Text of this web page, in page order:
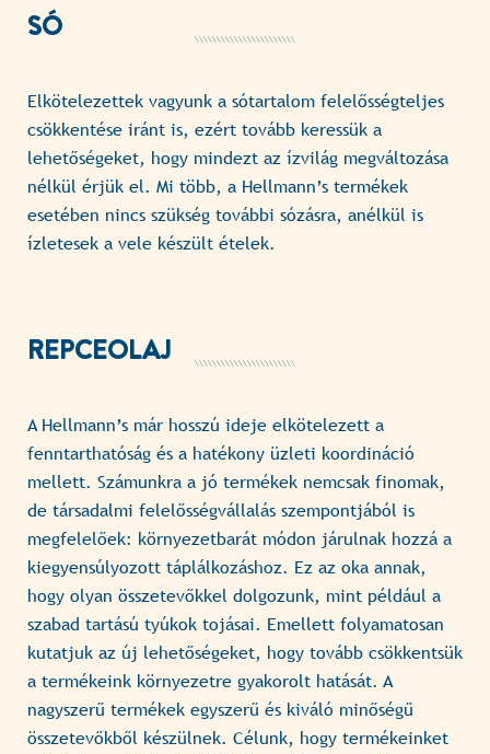
SÓ
Elkötelezettek vagyunk a sótartalom felelősségteljes
csökkentése iránt is, ezért tovább keressük a
lehetőségeket, hogy mindezt az ízvilág megváltozása
nélkül érjük el. Mi több, a Hellmann’s termékek
esetében nincs szükség további sózásra, anélkül is
ízletesek a vele készült ételek.
REPCEOLAJ
A Hellmann’s már hosszú ideje elkötelezett a
fenntarthatóság és a hatékony üzleti koordináció
mellett. Számunkra a jó termékek nemcsak finomak,
de társadalmi felelősségvállalás szempontjából is
megfelelőek: környezetbarát módon járulnak hozzá a
kiegyensúlyozott táplálkozáshoz. Ez az oka annak,
hogy olyan összetevőkkel dolgozunk, mint például a
szabad tartású tyúkok tojásai. Emellett folyamatosan
kutatjuk az új lehetőségeket, hogy tovább csökkentsük
a termékeink környezetre gyakorolt hatását. A
nagyszerű termékek egyszerű és kiváló minőségű
összetevőkből készülnek. Célunk, hogy termékeinket